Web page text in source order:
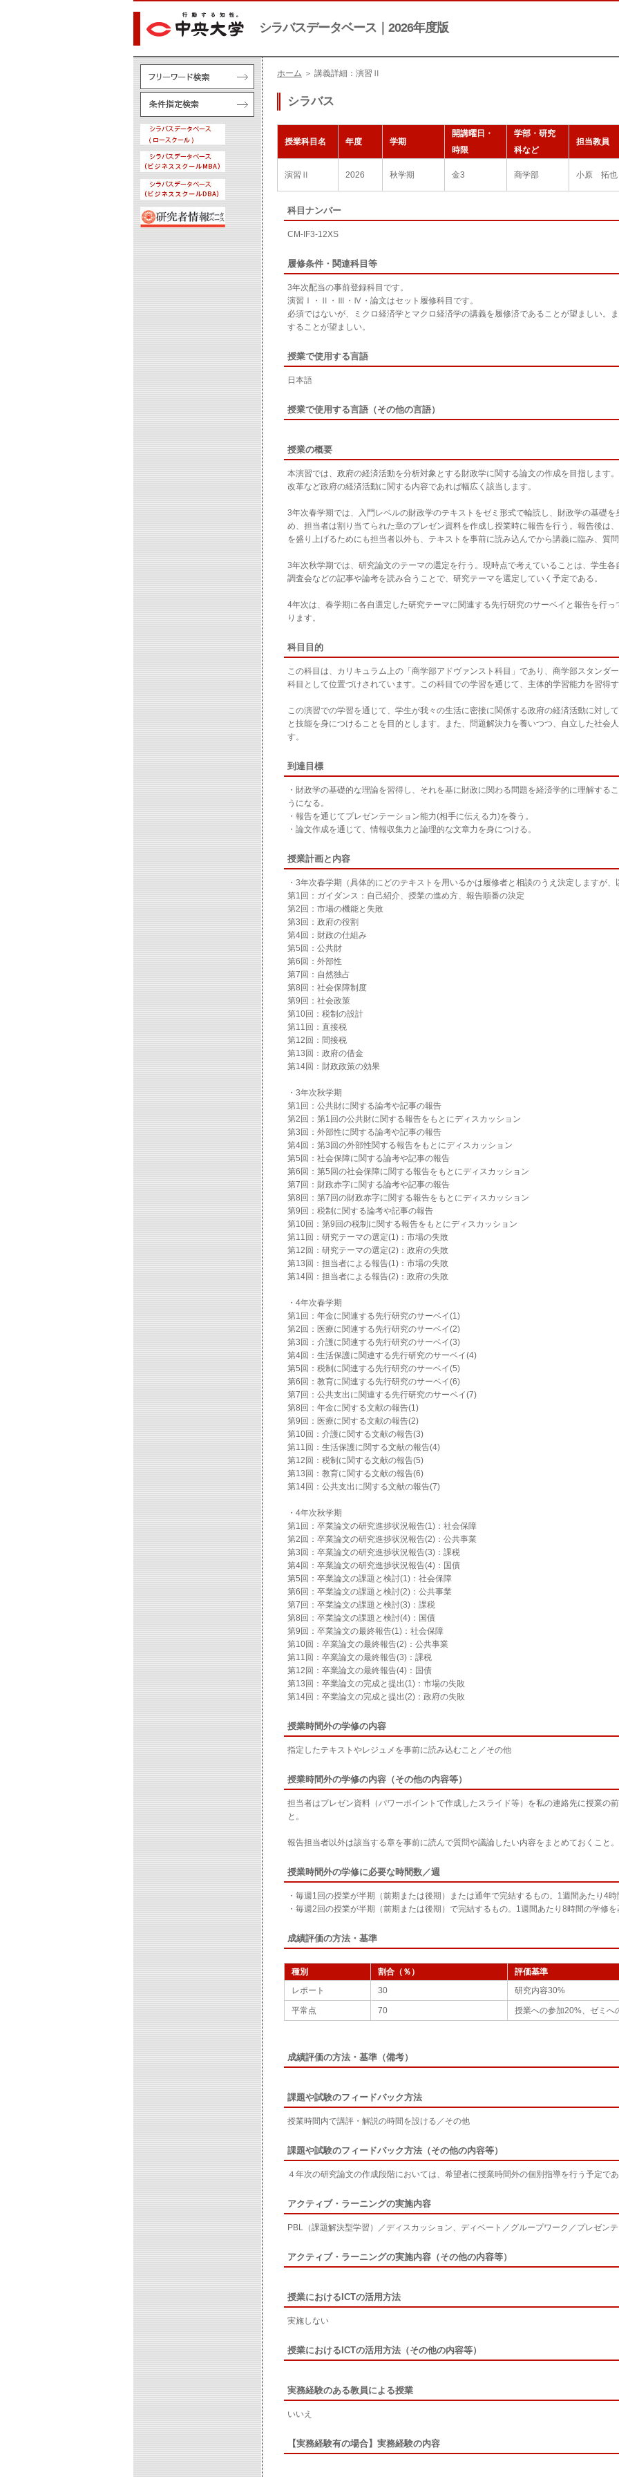
シラバスデータベース｜2026年度版
ホーム ＞ 講義詳細：演習Ⅱ
シラバス
授業科目名 年度 学期
開講曜日・
時限
学部・研究
科など
担当教員
演習Ⅱ 2026 秋学期 金3 商学部 小原 拓也
科目ナンバー
CM-IF3-12XS
履修条件・関連科目等
3年次配当の事前登録科目です。
演習Ⅰ・Ⅱ・Ⅲ・Ⅳ・論文はセット履修科目です。
必須ではないが、ミクロ経済学とマクロ経済学の講義を履修済であることが望ましい。
することが望ましい。
授業で使用する言語
日本語
授業で使用する言語（その他の言語）
授業の概要
本演習では、政府の経済活動を分析対象とする財政学に関する論文の作成を目指します
改革など政府の経済活動に関する内容であれば幅広く該当します。
3年次春学期では、入門レベルの財政学のテキストをゼミ形式で輪読し、財政学の基礎
め、担当者は割り当てられた章のプレゼン資料を作成し授業時に報告を行う。報告後は
を盛り上げるためにも担当者以外も、テキストを事前に読み込んでから講義に臨み、質
3年次秋学期では、研究論文のテーマの選定を行う。現時点で考えていることは、学生
調査会などの記事や論考を読み合うことで、研究テーマを選定していく予定である。
4年次は、春学期に各自選定した研究テーマに関連する先行研究のサーベイと報告を行
ります。
科目目的
この科目は、カリキュラム上の「商学部アドヴァンスト科目」であり、商学部スタンダ
科目として位置づけされています。この科目での学習を通じて、主体的学習能力を習得
この演習での学習を通じて、学生が我々の生活に密接に関係する政府の経済活動に対し
と技能を身につけることを目的とします。また、問題解決力を養いつつ、自立した社会
す。
到達目標
・財政学の基礎的な理論を習得し、それを基に財政に関わる問題を経済学的に理解する
うになる。
・報告を通じてプレゼンテーション能力(相手に伝える力)を養う。
・論文作成を通じて、情報収集力と論理的な文章力を身につける。
授業計画と内容
・3年次春学期（具体的にどのテキストを用いるかは履修者と相談のうえ決定しますが、
第1回：ガイダンス：自己紹介、授業の進め方、報告順番の決定
第2回：市場の機能と失敗
第3回：政府の役割
第4回：財政の仕組み
第5回：公共財
第6回：外部性
第7回：自然独占
第8回：社会保障制度
第9回：社会政策
第10回：税制の設計
第11回：直接税
第12回：間接税
第13回：政府の借金
第14回：財政政策の効果
・3年次秋学期
第1回：公共財に関する論考や記事の報告
第2回：第1回の公共財に関する報告をもとにディスカッション
第3回：外部性に関する論考や記事の報告
第4回：第3回の外部性関する報告をもとにディスカッション
第5回：社会保障に関する論考や記事の報告
第6回：第5回の社会保障に関する報告をもとにディスカッション
第7回：財政赤字に関する論考や記事の報告
第8回：第7回の財政赤字に関する報告をもとにディスカッション
第9回：税制に関する論考や記事の報告
第10回：第9回の税制に関する報告をもとにディスカッション
第11回：研究テーマの選定(1)：市場の失敗
第12回：研究テーマの選定(2)：政府の失敗
第13回：担当者による報告(1)：市場の失敗
第14回：担当者による報告(2)：政府の失敗
・4年次春学期
第1回：年金に関連する先行研究のサーベイ(1)
第2回：医療に関連する先行研究のサーベイ(2)
第3回：介護に関連する先行研究のサーベイ(3)
第4回：生活保護に関連する先行研究のサーベイ(4)
第5回：税制に関連する先行研究のサーベイ(5)
第6回：教育に関連する先行研究のサーベイ(6)
第7回：公共支出に関連する先行研究のサーベイ(7)
第8回：年金に関する文献の報告(1)
第9回：医療に関する文献の報告(2)
第10回：介護に関する文献の報告(3)
第11回：生活保護に関する文献の報告(4)
第12回：税制に関する文献の報告(5)
第13回：教育に関する文献の報告(6)
第14回：公共支出に関する文献の報告(7)
・4年次秋学期
第1回：卒業論文の研究進捗状況報告(1)：社会保障
第2回：卒業論文の研究進捗状況報告(2)：公共事業
第3回：卒業論文の研究進捗状況報告(3)：課税
第4回：卒業論文の研究進捗状況報告(4)：国債
第5回：卒業論文の課題と検討(1)：社会保障
第6回：卒業論文の課題と検討(2)：公共事業
第7回：卒業論文の課題と検討(3)：課税
第8回：卒業論文の課題と検討(4)：国債
第9回：卒業論文の最終報告(1)：社会保障
第10回：卒業論文の最終報告(2)：公共事業
第11回：卒業論文の最終報告(3)：課税
第12回：卒業論文の最終報告(4)：国債
第13回：卒業論文の完成と提出(1)：市場の失敗
第14回：卒業論文の完成と提出(2)：政府の失敗
授業時間外の学修の内容
指定したテキストやレジュメを事前に読み込むこと／その他
授業時間外の学修の内容（その他の内容等）
担当者はプレゼン資料（パワーポイントで作成したスライド等）を私の連絡先に授業の
と。
報告担当者以外は該当する章を事前に読んで質問や議論したい内容をまとめておくこと。
授業時間外の学修に必要な時間数／週
・毎週1回の授業が半期（前期または後期）または通年で完結するもの。1週間あたり4時
・毎週2回の授業が半期（前期または後期）で完結するもの。1週間あたり8時間の学修を
成績評価の方法・基準
種別 割合（％）
評価基準
レポート
30 研究内容30%
平常点 70 授業への参加20%、ゼミへ
成績評価の方法・基準（備考）
課題や試験のフィードバック方法
授業時間内で講評・解説の時間を設ける／その他
課題や試験のフィードバック方法（その他の内容等）
４年次の研究論文の作成段階においては、希望者に授業時間外の個別指導を行う予定であ
アクティブ・ラーニングの実施内容
PBL（課題解決型学習）／ディスカッション、ディベート／グループワーク／プレゼン
アクティブ・ラーニングの実施内容（その他の内容等）
授業におけるICTの活用方法
実施しない
授業におけるICTの活用方法（その他の内容等）
実務経験のある教員による授業
いいえ
【実務経験有の場合】実務経験の内容